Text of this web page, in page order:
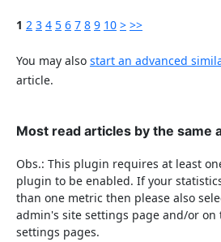
1 2 3 4 5 6 7 8 9 10 > >>
You may also start an advanced
article.
Most read articles by the same
Obs.: This plugin requires at least
plugin to be enabled. If your
than one metric then please also
admin's site settings page and/or
settings pages.